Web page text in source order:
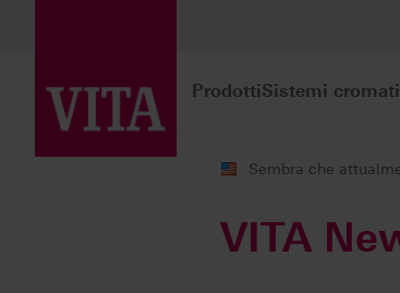
ProdottiSistemi
Sembra che
VITA